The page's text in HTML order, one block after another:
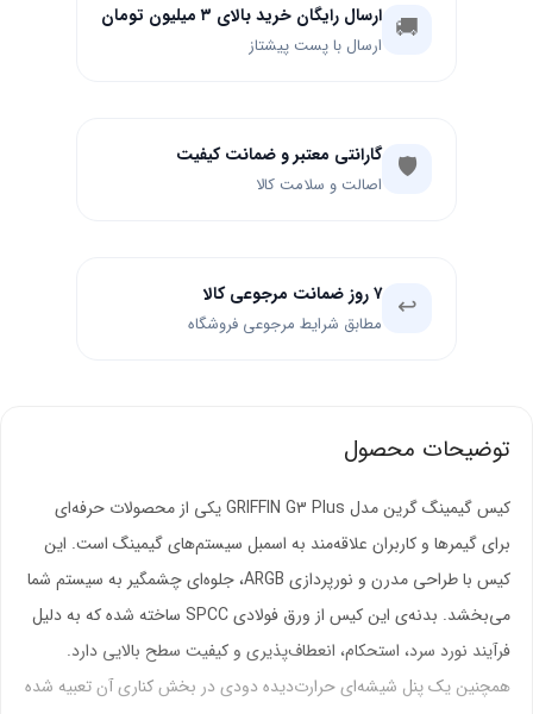
🚚 ارسال رایگان خرید بالای ۳ میلیون تومان
ارسال با پست پیشتاز
🛡️ گارانتی معتبر و ضمانت کیفیت
اصالت و سلامت کالا
↩️ ۷ روز ضمانت مرجوعی کالا
مطابق شرایط مرجوعی فروشگاه
توضیحات محصول
کیس گیمینگ گرین مدل GRIFFIN G3 Plus یکی از محصولات حرفه‌ای
برای گیمرها و کاربران علاقه‌مند به اسمبل سیستم‌های گیمینگ است. این
کیس با طراحی مدرن و نورپردازی ARGB، جلوه‌ای چشمگیر به سیستم شما
می‌بخشد. بدنه‌ی این کیس از ورق فولادی SPCC ساخته شده که به دلیل
فرآیند نورد سرد، استحکام، انعطاف‌پذیری و کیفیت سطح بالایی دارد.
همچنین یک پنل شیشه‌ای حرارت‌دیده دودی در بخش کناری آن تعبیه شده